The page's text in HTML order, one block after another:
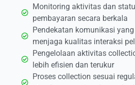
Monitoring aktivitas dan
pembayaran secara berkala
Pendekatan komunikasi
menjaga kualitas interaksi
Pengelolaan aktivitas
lebih efisien dan terukur
Proses collection sesuai